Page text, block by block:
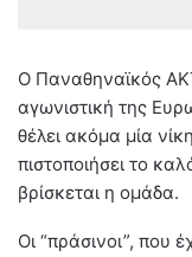
Ο Παναθηναϊκός
αγωνιστική της
θέλει ακόμα μία
πιστοποιήσει το
βρίσκεται η ομάδα.
Οι “πράσινοι”, που